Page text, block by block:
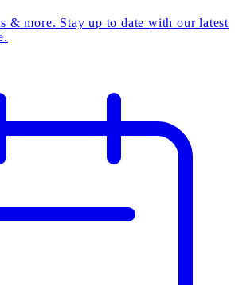
& more. Stay up to date with our latest